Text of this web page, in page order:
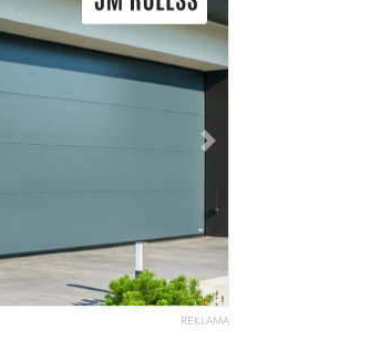
Následující
REKLAMA